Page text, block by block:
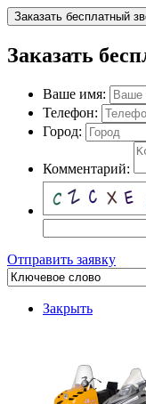
Заказать бесплатный
Заказать
Ваше имя:
Телефон:
Город:
Комментарий:
Отправить заявку
Закрыть